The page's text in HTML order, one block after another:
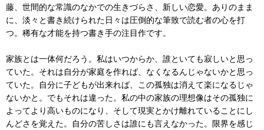
藤、世間的な常識のなかでの生きづらさ、新しい恋愛。ありのまま
に、淡々と書き続けられた日々は圧倒的な筆致で読む者の心を打
つ。稀有な才能を持つ書き手の注目作です。
家族とは一体何だろう。私はいつからか、誰といても寂しいと思っ
ていた。それは自分が家庭を作れば、なくなるんじゃないかと思っ
ていた。自分に子どもが出来れば、この孤独は消えて楽になるじゃ
ないかと。でもそれは違った。私の中の家族の理想像はその孤独に
よってより高いものになり、そして現実とかけ離れていることにし
んどさを覚えた。自分の苦しさは誰にも言えなかった。限界を感じ